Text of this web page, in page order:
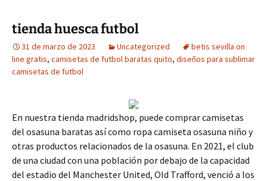
tienda huesca futbol
31 de marzo de 2023 Uncategorized
betis sevilla on
line gratis, camisetas de futbol baratas quito, diseños para sublimar
camisetas de futbol
En nuestra tienda madridshop, puede comprar camisetas
del osasuna baratas así como ropa camiseta osasuna niño y
otras productos relacionados de la osasuna. En 2021, el club
de una ciudad con una población por debajo de la capacidad
del estadio del Manchester United, Old Trafford, venció a los